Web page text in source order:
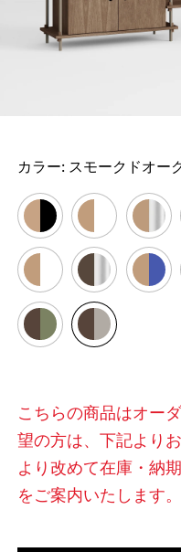
カラー: スモークドオー
こちらの商品はオー
望の方は、下記より
より改めて在庫・納
をご案内いたします。